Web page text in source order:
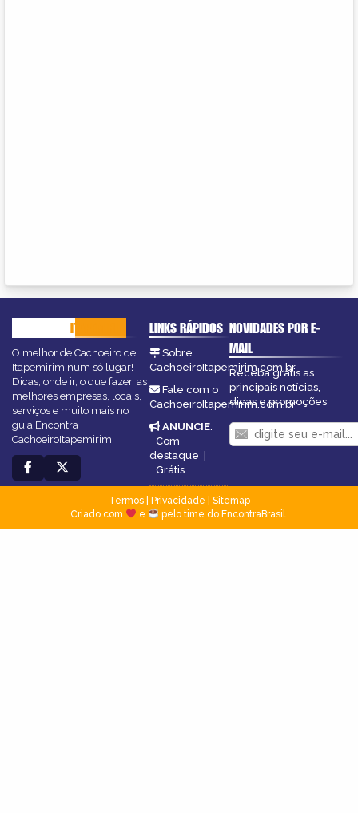
ITAPEMIRIM
O melhor de Cachoeiro de
Itapemirim num só lugar!
Dicas, onde ir, o que fazer, as
melhores empresas, locais,
serviços e muito mais no
guia Encontra
CachoeiroItapemirim.
LINKS RÁPIDOS
Sobre
CachoeiroItapemirim.com.br
Fale com o
CachoeiroItapemirim.com.br
ANUNCIE:
Com
destaque
Grátis
NOVIDADES POR E-
MAIL
Receba grátis as
principais notícias,
dicas e promoções
Termos| Privacidade
Sitemap
Criado com
e pelo time do EncontraBrasil